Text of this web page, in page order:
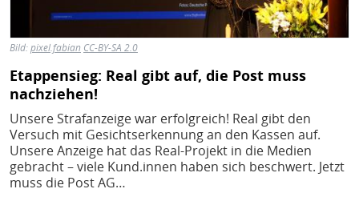
Bild:pixel.fabian CC-BY-SA 2.0
Etappensieg: Real gibt auf, die Post muss
nachziehen!
Unsere Strafanzeige war erfolgreich! Real gibt den
Versuch mit Gesichtserkennung an den Kassen auf.
Unsere Anzeige hat das Real-Projekt in die Medien
gebracht – viele Kund.innen haben sich beschwert. Jetzt
muss die Post AG…